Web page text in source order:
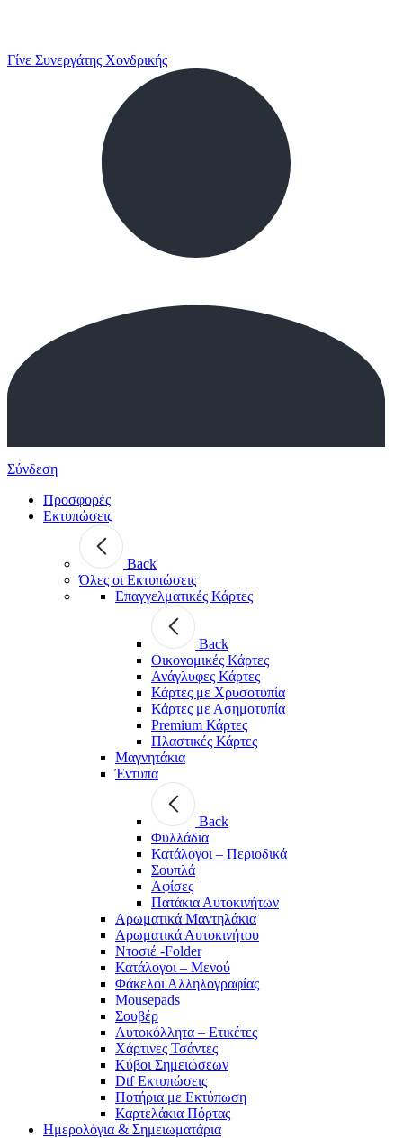
Γίνε Συνεργάτης Χονδρικής
Σύνδεση
Προσφορές
Εκτυπώσεις
Back
Όλες οι Εκτυπώσεις
Επαγγελματικές Κάρτες
Back
Οικονομικές Κάρτες
Ανάγλυφες Κάρτες
Κάρτες με Χρυσοτυπία
Κάρτες με Ασημοτυπία
Premium Κάρτες
Πλαστικές Κάρτες
Μαγνητάκια
Έντυπα
Back
Φυλλάδια
Κατάλογοι – Περιοδικά
Σουπλά
Αφίσες
Πατάκια Αυτοκινήτων
Αρωματικά Μαντηλάκια
Αρωματικά Αυτοκινήτου
Ντοσιέ -Folder
Κατάλογοι – Μενού
Φάκελοι Αλληλογραφίας
Mousepads
Σουβέρ
Αυτοκόλλητα – Ετικέτες
Χάρτινες Τσάντες
Κύβοι Σημειώσεων
Dtf Εκτυπώσεις
Ποτήρια με Εκτύπωση
Καρτελάκια Πόρτας
Ημερολόγια & Σημειωματάρια